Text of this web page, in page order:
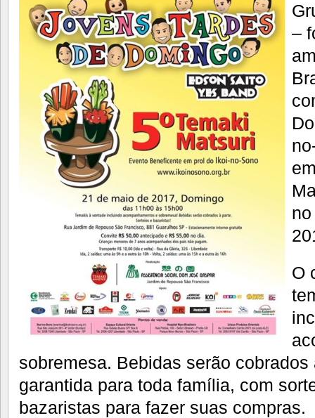
–
O
sobremesa. Bebidas serão
garantida para toda família, com
bazaristas para fazer suas compras.